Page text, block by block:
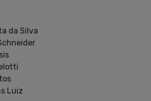
da Silva
Luiz